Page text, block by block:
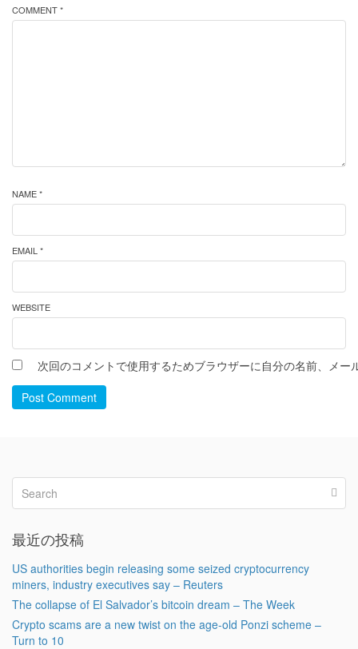
COMMENT *
NAME *
EMAIL *
WEBSITE
次回のコメントで使用するためブラウザーに自分の名前、メー
Post Comment
最近の投稿
US authorities begin releasing some seized cryptocurrency
miners, industry executives say – Reuters
The collapse of El Salvador’s bitcoin dream – The Week
Crypto scams are a new twist on the age-old Ponzi scheme –
Turn to 10